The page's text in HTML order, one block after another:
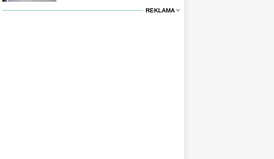
REKLAMA